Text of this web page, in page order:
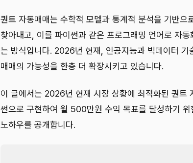
퀀트 자동매매는 수학적 모델과 통계적 분석을 기반으
찾아내고, 이를 파이썬과 같은 프로그래밍 언어로 자
는 방식입니다. 2026년 현재, 인공지능과 빅데이터 기
매매의 가능성을 한층 더 확장시키고 있습니다.
이 글에서는 2026년 현재 시장 상황에 최적화된 퀀트
썬으로 구현하여 월 500만원 수익 목표를 달성하기 위
노하우를 공개합니다.